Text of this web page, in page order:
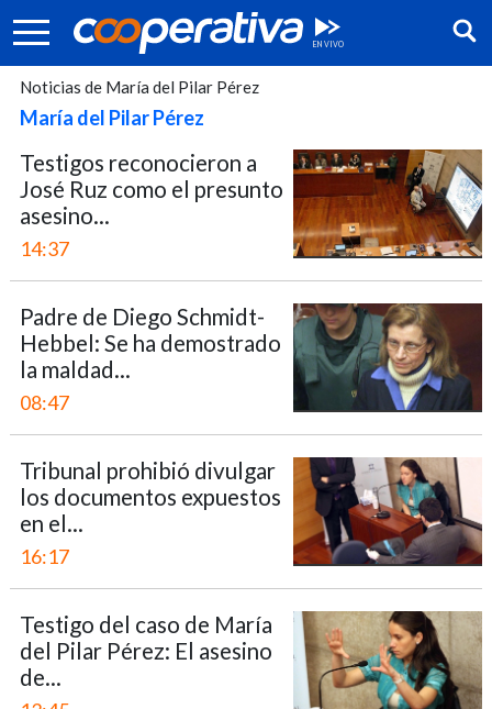
Síguenos:
Noticias de María del Pilar Pérez
María del Pilar Pérez
Testigos reconocieron a
José Ruz como el presunto
asesino...
14:37
Padre de Diego Schmidt-
Hebbel: Se ha demostrado
la maldad...
08:47
Tribunal prohibió divulgar
los documentos expuestos
en el...
16:17
Testigo del caso de María
del Pilar Pérez: El asesino
de...